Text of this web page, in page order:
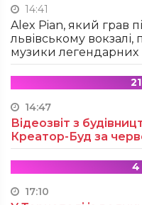
14:41
Alex Pian, який грав
львівському вокзалі,
музики легендарних
14:47
Відеозвіт з
Креатор-Буд за
4
17:10